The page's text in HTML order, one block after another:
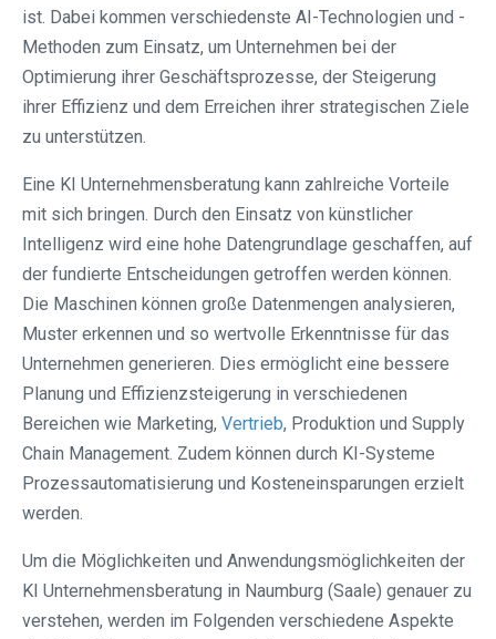
ist. Dabei kommen verschiedenste AI-Technologien und -
Methoden zum Einsatz, um Unternehmen bei der
Optimierung ihrer Geschäftsprozesse, der Steigerung
ihrer Effizienz und dem Erreichen ihrer strategischen Ziele
zu unterstützen.
Eine KI Unternehmensberatung kann zahlreiche Vorteile
mit sich bringen. Durch den Einsatz von künstlicher
Intelligenz wird eine hohe Datengrundlage geschaffen, auf
der fundierte Entscheidungen getroffen werden können.
Die Maschinen können große Datenmengen analysieren,
Muster erkennen und so wertvolle Erkenntnisse für das
Unternehmen generieren. Dies ermöglicht eine bessere
Planung und Effizienzsteigerung in verschiedenen
Bereichen wie Marketing, Vertrieb, Produktion und Supply
Chain Management. Zudem können durch KI-Systeme
Prozessautomatisierung und Kosteneinsparungen erzielt
werden.
Um die Möglichkeiten und Anwendungsmöglichkeiten der
KI Unternehmensberatung in Naumburg (Saale) genauer zu
verstehen, werden im Folgenden verschiedene Aspekte